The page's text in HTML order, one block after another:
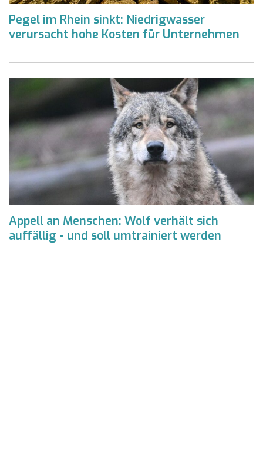
Pegel im Rhein sinkt: Niedrigwasser
verursacht hohe Kosten für Unternehmen
Appell an Menschen: Wolf verhält sich
auffällig - und soll umtrainiert werden